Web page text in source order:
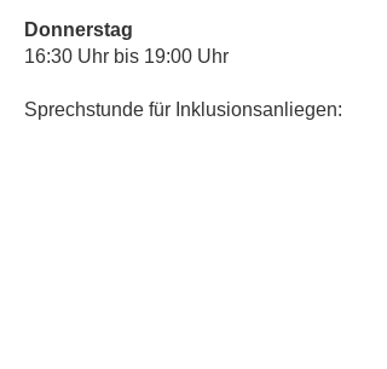
Donnerstag
16:30 Uhr bis 19:00 Uhr
Sprechstunde für Inklusionsanliegen: